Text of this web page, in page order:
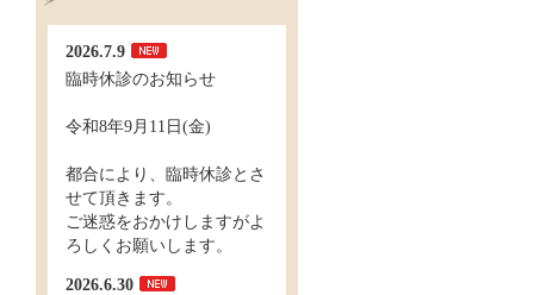
2026.7.9
臨時休診のお知らせ
令和8年9月11日(金)
都合により、臨時休診とさ
せて頂きます。
ご迷惑をおかけしますがよ
ろしくお願いします。
2026.6.30